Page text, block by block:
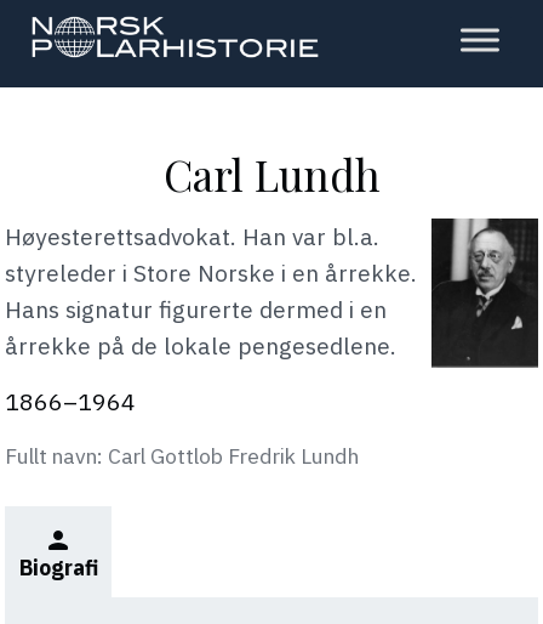
Hopp
hovedinnholdet
Polarhistorie
Carl Lundh
Høyesterettsadvokat. Han var bl.a.
styreleder i Store Norske i en årrekke.
Hans signatur figurerte dermed i en
årrekke på de lokale pengesedlene.
1866–1964
Fullt navn: Carl Gottlob Fredrik Lundh
person
Biografi